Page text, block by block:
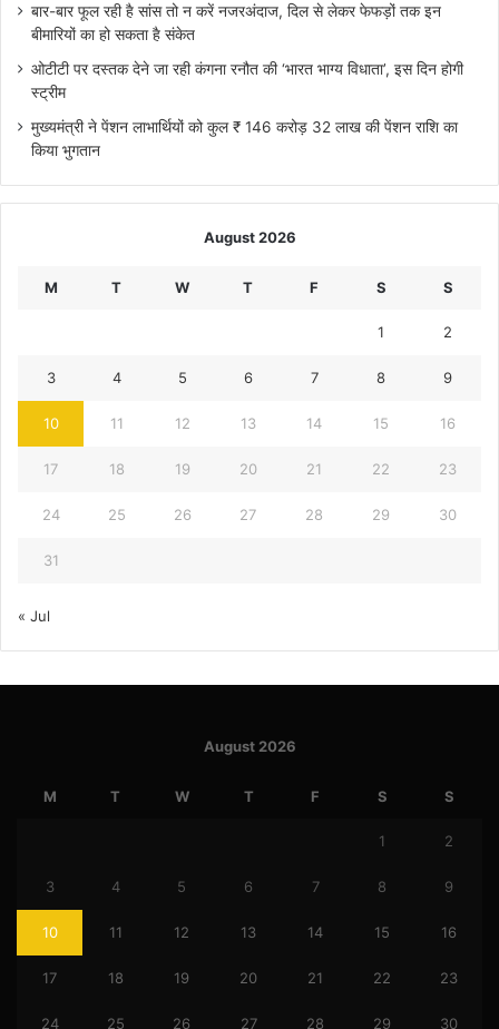
बार-बार फूल रही है सांस तो न करें नजरअंदाज, दिल से लेकर फेफड़ों तक इन
बीमारियों का हो सकता है संकेत
ओटीटी पर दस्तक देने जा रही कंगना रनौत की ‘भारत भाग्य विधाता’, इस दिन होगी
स्ट्रीम
मुख्यमंत्री ने पेंशन लाभार्थियों को कुल ₹ 146 करोड़ 32 लाख की पेंशन राशि का
किया भुगतान
August 2026
M T W T F S S
1 2
3 4 5 6 7 8 9
10 11 12 13 14 15 16
17 18 19 20 21 22 23
24 25 26 27 28 29 30
31
« Jul
August 2026
M T W T F S S
1 2
3 4 5 6 7 8 9
10 11 12 13 14 15 16
17 18 19 20 21 22 23
24 25 26 27 28 29 30